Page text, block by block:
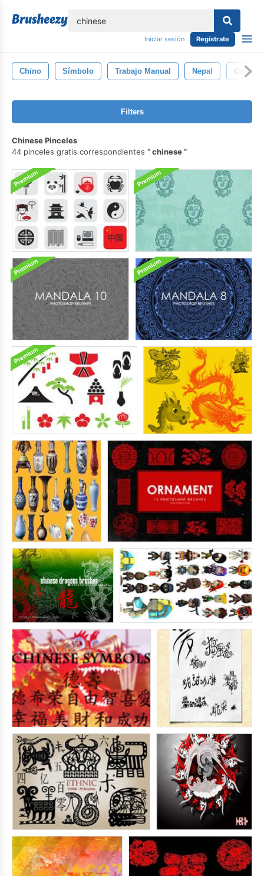
Iniciar sesión Regístrate
Chino Símbolo Trabajo Manual Nepal Color
Filters
Chinese Pinceles
44 pinceles gratis correspondientes
chinese